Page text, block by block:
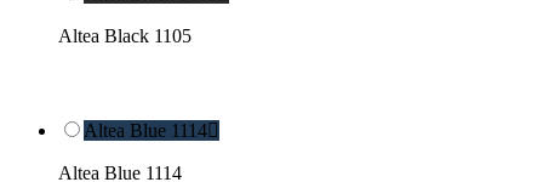
Altea Black 1105
Altea Blue 1114
Altea Blue 1114